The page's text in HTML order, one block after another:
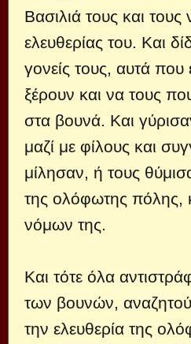
Βασιλιά τους και τους
ελευθερίας του. Και
γονείς τους, αυτά που
ξέρουν και να τους
στα βουνά. Και
μαζί με φίλους και
μίλησαν, ή τους
της ολόφωτης πόλης,
νόμων της.
Και τότε όλα
των βουνών,
την ελευθερία της